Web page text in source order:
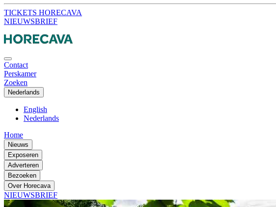
TICKETS HORECAVA
NIEUWSBRIEF
Contact
Perskamer
Zoeken
Nederlands
English
Nederlands
Home
Nieuws
Exposeren
Adverteren
Bezoeken
Over Horecava
NIEUWSBRIEF